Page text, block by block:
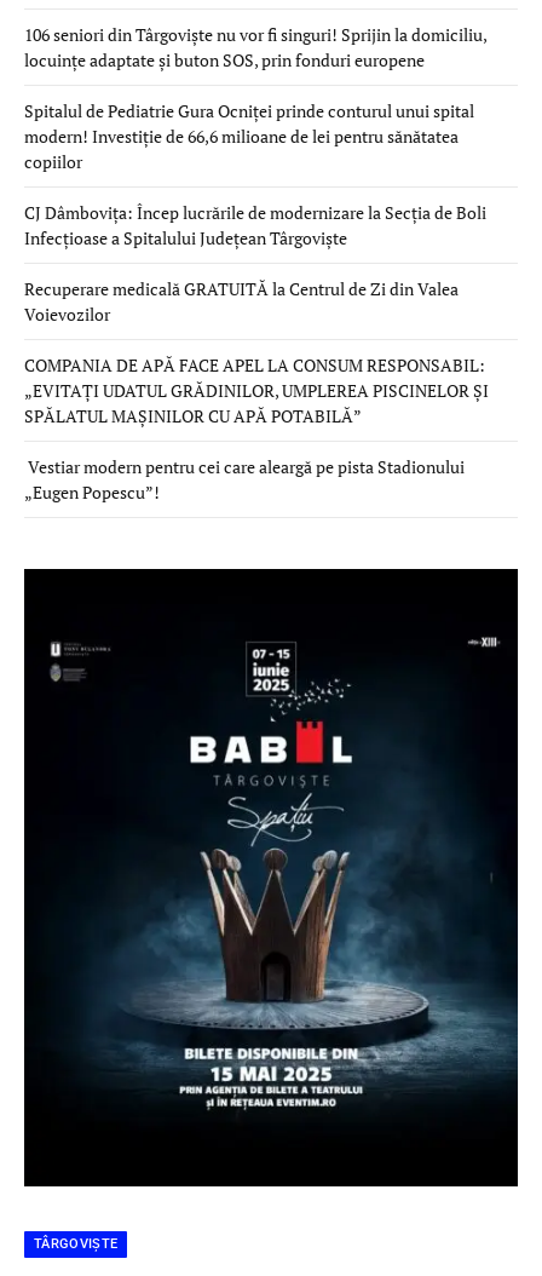
106 seniori din Târgoviște nu vor fi singuri! Sprijin la domiciliu,
locuințe adaptate și buton SOS, prin fonduri europene
Spitalul de Pediatrie Gura Ocniței prinde conturul unui spital
modern! Investiție de 66,6 milioane de lei pentru sănătatea
copiilor
CJ Dâmbovița: Încep lucrările de modernizare la Secția de Boli
Infecțioase a Spitalului Județean Târgoviște
Recuperare medicală GRATUITĂ la Centrul de Zi din Valea
Voievozilor
COMPANIA DE APĂ FACE APEL LA CONSUM RESPONSABIL:
„EVITAȚI UDATUL GRĂDINILOR, UMPLEREA PISCINELOR ȘI
SPĂLATUL MAȘINILOR CU APĂ POTABILĂ”
Vestiar modern pentru cei care aleargă pe pista Stadionului
„Eugen Popescu”!
TÂRGOVIȘTE